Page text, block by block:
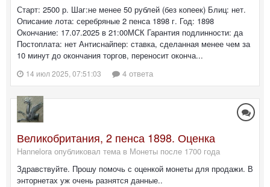
Старт: 2500 р. Шаг:не менее 50 рублей (без копеек) Блиц: нет.
Описание лота: серебряные 2 пенса 1898 г. Год: 1898
Окончание: 17.07.2025 в 21:00МСК Гарантия подлинности: да
Постоплата: нет Антиснайпер: ставка, сделанная менее чем за
10 минут до окончания торгов, переносит оконча...
14 июл 2025, 07:51:03 4 ответа
Великобритания, 2 пенса 1898. Оценка
Hannelora опубликовал тема в Монеты после 1700 года
Здравствуйте. Прошу помочь с оценкой монеты для продажи. В
энторнетах уж очень разнятся данные..